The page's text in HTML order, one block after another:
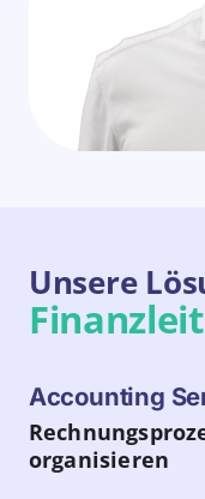
Unsere
Accounting
organisieren